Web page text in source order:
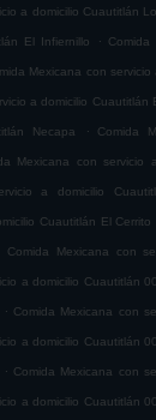
a domicilio Cuautitlán
El Infiernillo . Comida
Mexicana con
a domicilio Cuautitlán
Necapa . Comida
Mexicana con servicio
a domicilio
Cuautitlán El Cerrito
Comida Mexicana con
a domicilio Cuautitlán
. Comida Mexicana con
a domicilio Cuautitlán
. Comida Mexicana con
a domicilio Cuautitlán